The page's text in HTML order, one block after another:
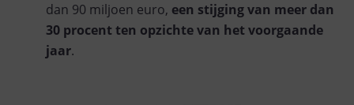
dan 90 miljoen euro, een stijging van meer dan
30 procent ten opzichte van het voorgaande
jaar.